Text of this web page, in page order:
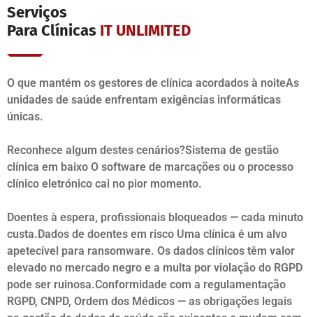
Serviços
Para Clínicas IT UNLIMITED
O que mantém os gestores de clínica acordados à noiteAs
unidades de saúde enfrentam exigências informáticas
únicas.
Reconhece algum destes cenários?Sistema de gestão
clínica em baixo O software de marcações ou o processo
clínico eletrónico cai no pior momento.
Doentes à espera, profissionais bloqueados — cada minuto
custa.Dados de doentes em risco Uma clínica é um alvo
apetecível para ransomware. Os dados clínicos têm valor
elevado no mercado negro e a multa por violação do RGPD
pode ser ruinosa.Conformidade com a regulamentação
RGPD, CNPD, Ordem dos Médicos — as obrigações legais